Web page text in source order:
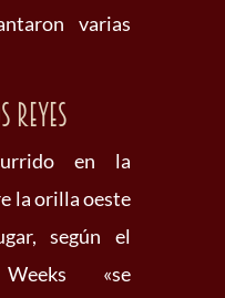
varias
reyes
en la
la orilla oeste
según el
«se